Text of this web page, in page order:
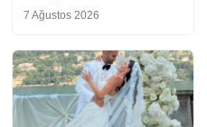
7 Ağustos 2026